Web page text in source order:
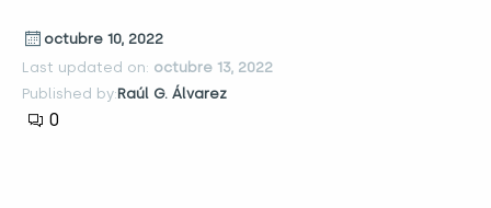
octubre 10, 2022
Last updated on: octubre 13, 2022
Published by:Raúl G. Álvarez
0